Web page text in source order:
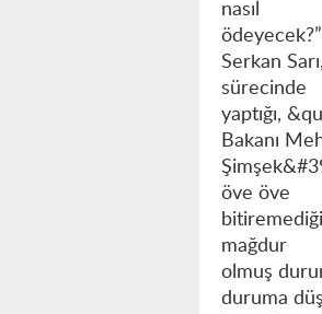
nasıl
ödeyecek?”
Serkan Sarı,
sürecinde
yaptığı,
Bakanı
öve öve
mağdur
olmuş
duruma